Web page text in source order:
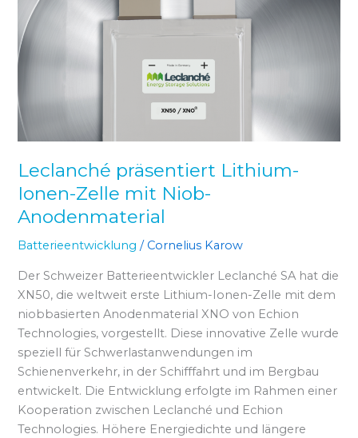
Leclanché präsentiert Lithium-
Ionen-Zelle mit Niob-
Anodenmaterial
Batterieentwicklung / Cornelius Karow
Der Schweizer Batterieentwickler Leclanché SA hat die
XN50, die weltweit erste Lithium-Ionen-Zelle mit dem
niobbasierten Anodenmaterial XNO von Echion
Technologies, vorgestellt. Diese innovative Zelle wurde
speziell für Schwerlastanwendungen im
Schienenverkehr, in der Schifffahrt und im Bergbau
entwickelt. Die Entwicklung erfolgte im Rahmen einer
Kooperation zwischen Leclanché und Echion
Technologies. Höhere Energiedichte und längere
Lithium-
Ionen-
Zelle
Niob-
Anodenmaterial